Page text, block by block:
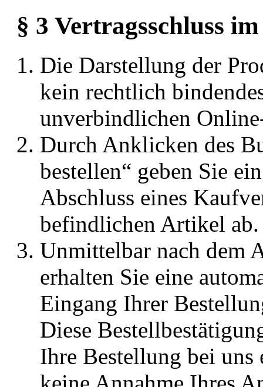
§ 3 Vertragsschluss
Die Darstellung der
kein rechtlich
unverbindlichen
Durch Anklicken des
bestellen“ geben Sie
Abschluss eines
befindlichen Artikel ab.
Unmittelbar nach dem
erhalten Sie eine
Eingang Ihrer
Diese
Ihre Bestellung bei uns